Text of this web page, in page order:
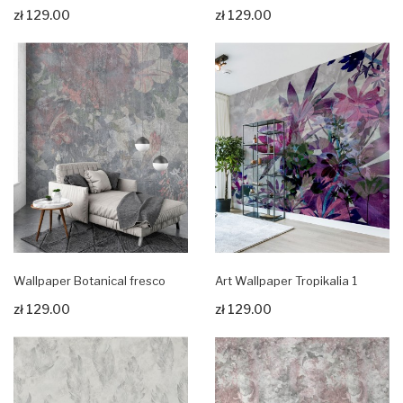
zł 129.00
Zobacz produkt zł 129.00
Zobacz produkt
Wallpaper Botanical fresco
zł 129.00
Zobacz produkt
Art Wallpaper Tropikalia 1
zł 129.00
Zobacz produkt